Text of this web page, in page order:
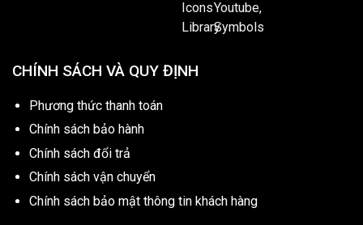
CHÍNH SÁCH VÀ QUY ĐỊNH
Phương thức thanh toán
Chính sách bảo hành
Chính sách đổi trả
Chính sách vận chuyển
Chính sách bảo mật thông tin khách hàng